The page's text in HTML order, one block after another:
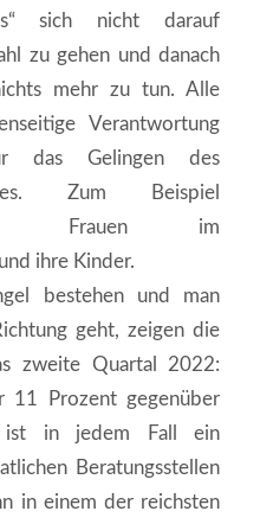
sich nicht darauf
zu gehen und danach
mehr zu tun. Alle
Verantwortung
das Gelingen des
Zum Beispiel
für Frauen im
ihre Kinder.
bestehen und man
geht, zeigen die
zweite Quartal 2022:
11 Prozent gegenüber
in jedem Fall ein
Beratungsstellen
in einem der reichsten